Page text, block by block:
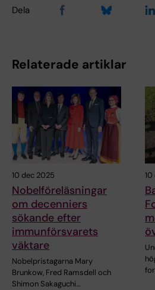
Dela
Relaterade artiklar
10 dec 2025
Nobelföreläsningar
om decenniers
sökande efter
immunförsvarets
väktare
Nobelpristagarna Mary
Brunkow, Fred Ramsdell och
Shimon Sakaguchi…